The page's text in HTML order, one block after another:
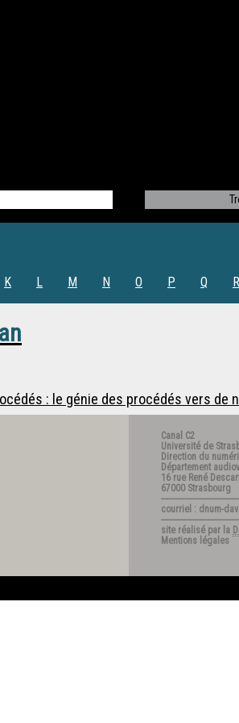
K L M N O P Q R
: le génie des procédés vers de
Canal C2
Université de
Direction du
Département
16 rue René
67000 Strasbourg
courriel : dnum-
site réalisé par la
Mentions légales